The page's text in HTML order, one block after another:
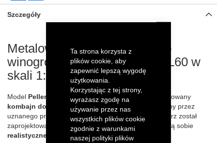
Ta strona korzysta z
plików cookie, aby
zapewnić lepszą wygodę
użytkowania.
Korzystając z tej strony,
wyrażasz zgodę na
używanie przez nas
wszystkich plików cookie
zgodnie z warunkami
naszej polityki plików
Szczegóły
Metalowy model kombajnu do
winogron Pellenc Optimum XL60 w
skali 1:32 od ROS
Model Pellenc Optimum XL60 to precyzyjnie odwzorowany
kombajn do zbioru winogron
w skali
, stworzony przez
uznanego producenta
ROS. Ten wyjątkowy egzemplarz został
zaprojektowany z myślą o kolekcjonerach, którzy cenią sobie
realistyczne detale i solidne wykonanie